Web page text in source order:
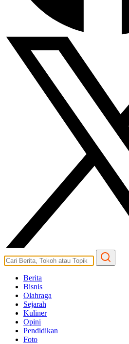
Berita
Bisnis
Olahraga
Sejarah
Kuliner
Opini
Pendidikan
Foto